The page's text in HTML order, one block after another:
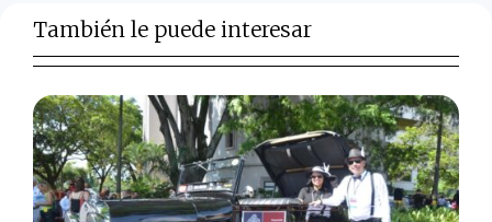
También le puede interesar